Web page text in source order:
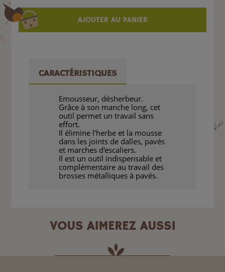
AJOUTER AU PANIER
CARACTÉRISTIQUES
Emousseur, désherbeur.
Grâce à son manche long, cet
outil permet un travail sans
effort.
Il élimine l'herbe et la mousse
dans les joints de dalles, pavés
et marches d'escaliers.
Il est un outil indispensable et
complémentaire au travail des
brosses métalliques à pavés.
VOUS AIMEREZ AUSSI